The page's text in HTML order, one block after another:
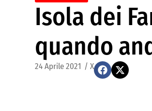
Isola dei
quando
24 Aprile 2021 / X